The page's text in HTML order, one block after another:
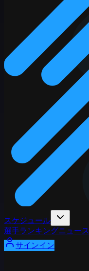
スケジュール
選手ランキングニュース
サインイン